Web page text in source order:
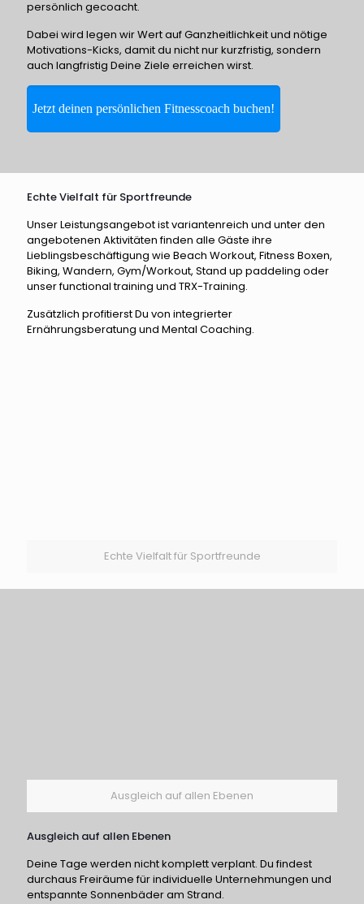
persönlich gecoacht.
Dabei wird legen wir Wert auf Ganzheitlichkeit und nötige
Motivations-Kicks, damit du nicht nur kurzfristig, sondern
auch langfristig Deine Ziele erreichen wirst.
Jetzt deinen persönlichen Fitnesscoach buchen!
Echte Vielfalt für Sportfreunde
Unser Leistungsangebot ist variantenreich und unter den
angebotenen Aktivitäten finden alle Gäste ihre
Lieblingsbeschäftigung wie Beach Workout, Fitness Boxen,
Biking, Wandern, Gym/Workout, Stand up paddeling oder
unser functional training und TRX-Training.
Zusätzlich profitierst Du von integrierter
Ernährungsberatung und Mental Coaching.
Echte Vielfalt für Sportfreunde
Ausgleich auf allen Ebenen
Ausgleich auf allen Ebenen
Deine Tage werden nicht komplett verplant. Du findest
durchaus Freiräume für individuelle Unternehmungen und
entspannte Sonnenbäder am Strand.